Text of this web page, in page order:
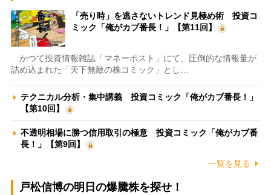
「売り時」を逃さないトレンド見極め術 投資コ
ミック「俺がカブ番長！」【第11回】
かつて投資情報雑誌「マネーポスト」にて、圧倒的な情報量が
詰め込まれた「天下無敵の株コミック」とし…
テクニカル分析・集中講義 投資コミック「俺がカブ番長！」
【第10回】
不透明相場に勝つ信用取引の極意 投資コミック「俺がカブ番
長！」【第9回】
一覧を見る
戸松信博の明日の爆騰株を探せ！